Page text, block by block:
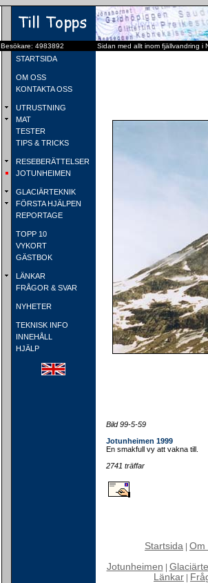
Besökare: 4983892 Sidan med allt inom fjällvandring i
STARTSIDA
OM OSS
KONTAKTA OSS
UTRUSTNING
MAT
TESTER
TIPS & TRICKS
RESEBERÄTTELSER
JOTUNHEIMEN
GLACIÄRTEKNIK
FÖRSTA HJÄLPEN
REPORTAGE
TOPP 10
VYKORT
GÄSTBOK
LÄNKAR
FRÅGOR & SVAR
NYHETER
TEKNISK INFO
INNEHÅLL
HJÄLP
Bild 99-5-59
Jotunheimen 1999
En smakfull vy att vakna till.
2741 träffar
Startsida Om
Jotunheimen
Länkar